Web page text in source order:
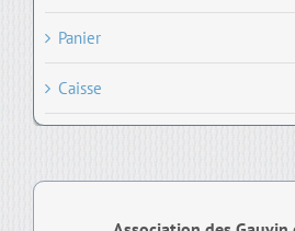
Panier
Caisse